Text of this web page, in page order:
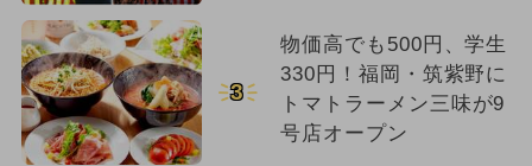
3
物価高でも500円、学生
330円！福岡・筑紫野に
トマトラーメン三味が9
号店オープン